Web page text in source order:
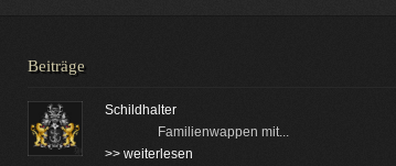
Beiträge
Schildhalter
Familienwappen mit...
>> weiterlesen